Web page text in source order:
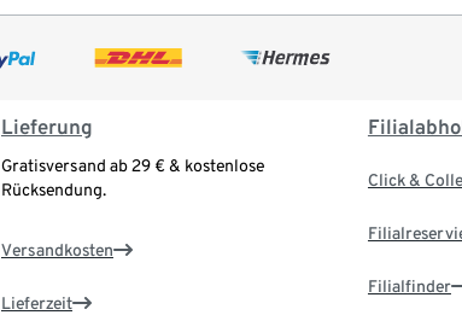
Lieferung
Gratisversand ab 29 € & kostenlose
Rücksendung.
Versandkosten
Lieferzeit
Click &
Filialfinder